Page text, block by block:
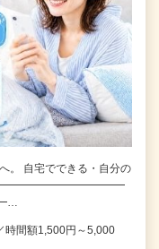
。 自宅でできる・自分の
━━━━━━━━━━━━━━
時間額1,500円～5,000